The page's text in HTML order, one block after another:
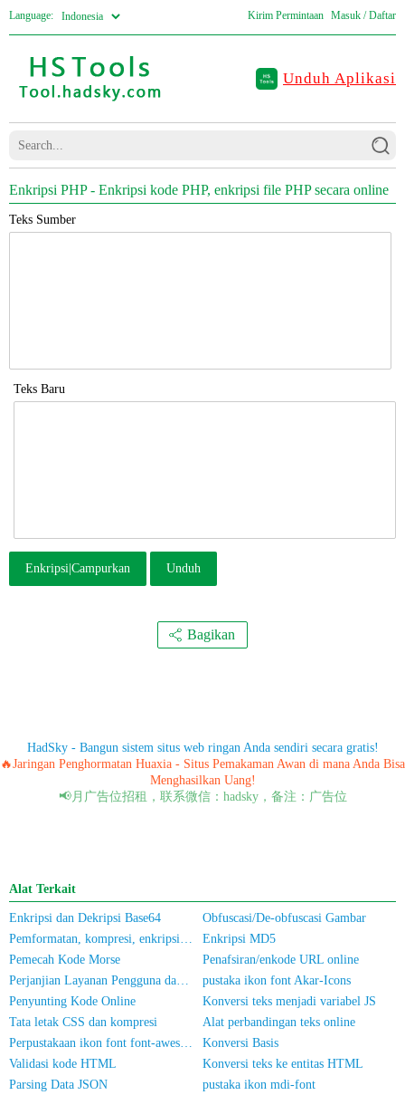
Language: Kirim Permintaan Masuk / Daftar
Unduh Aplikasi
Enkripsi PHP - Enkripsi kode PHP, enkripsi file PHP secara online
Teks Sumber
Teks Baru
Enkripsi|Campurkan Unduh
Bagikan
HadSky - Bangun sistem situs web ringan Anda sendiri secara gratis!
🔥Jaringan Penghormatan Huaxia - Situs Pemakaman Awan di mana Anda Bisa
Menghasilkan Uang!
📢月广告位招租，联系微信：hadsky，备注：广告位
Alat Terkait
Enkripsi dan Dekripsi Base64
Obfuscasi/De-obfuscasi Gambar
Pemformatan, kompresi, enkripsi/pengacakan kode JS
Enkripsi MD5
Pemecah Kode Morse
Penafsiran/enkode URL online
Perjanjian Layanan Pengguna dan Kebijakan Privasi
pustaka ikon font Akar-Icons
Penyunting Kode Online
Konversi teks menjadi variabel JS
Tata letak CSS dan kompresi
Alat perbandingan teks online
Perpustakaan ikon font font-awesome
Konversi Basis
Validasi kode HTML
Konversi teks ke entitas HTML
Parsing Data JSON
pustaka ikon mdi-font